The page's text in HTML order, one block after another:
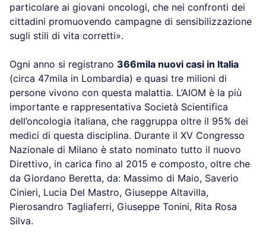
particolare ai giovani oncologi, che nei confronti dei
cittadini promuovendo campagne di sensibilizzazione
sugli stili di vita corretti».
Ogni anno si registrano 366mila nuovi casi in Italia
(circa 47mila in Lombardia) e quasi tre milioni di
persone vivono con questa malattia. L’AIOM è la più
importante e rappresentativa Società Scientifica
dell’oncologia italiana, che raggruppa oltre il 95% dei
medici di questa disciplina. Durante il XV Congresso
Nazionale di Milano è stato nominato tutto il nuovo
Direttivo, in carica fino al 2015 e composto, oltre che
da Giordano Beretta, da: Massimo di Maio, Saverio
Cinieri, Lucia Del Mastro, Giuseppe Altavilla,
Pierosandro Tagliaferri, Giuseppe Tonini, Rita Rosa
Silva.